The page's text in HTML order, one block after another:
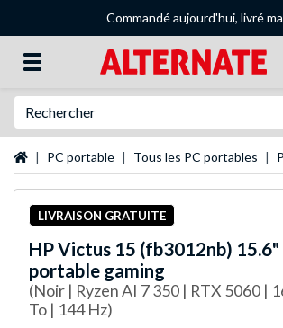
Commandé aujourd'hui, livré
Page d'accueil
PC portable Tous les PC portables
LIVRAISON GRATUITE
HPVictus 15 (fb3012nb) 15.6"
portable gaming
(Noir | Ryzen AI 7 350 | RTX 5060 |
To | 144 Hz)